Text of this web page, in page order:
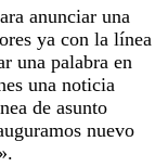
anunciar una
ya con la línea
una palabra en
una noticia
de asunto
nuevo